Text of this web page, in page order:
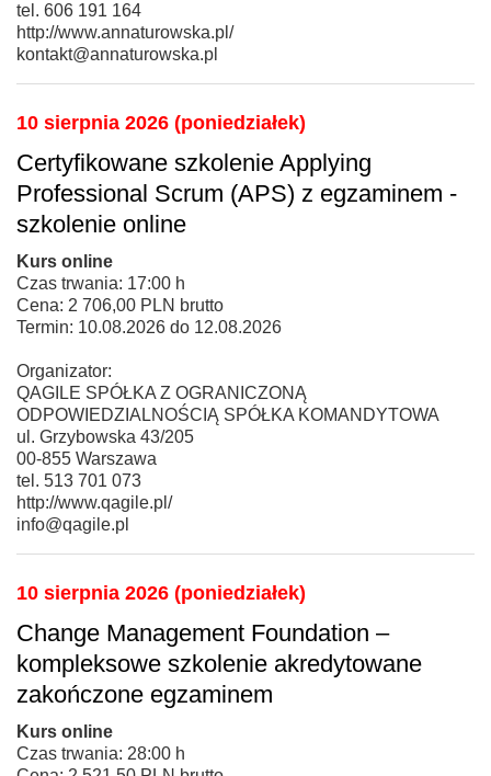
tel. 606 191 164
http://www.annaturowska.pl/
kontakt@annaturowska.pl
10 sierpnia 2026 (poniedziałek)
Certyfikowane szkolenie Applying
Professional Scrum (APS) z egzaminem -
szkolenie online
Kurs online
Czas trwania: 17:00 h
Cena: 2 706,00 PLN brutto
Termin: 10.08.2026 do 12.08.2026
Organizator:
QAGILE SPÓŁKA Z OGRANICZONĄ
ODPOWIEDZIALNOŚCIĄ SPÓŁKA KOMANDYTOWA
ul. Grzybowska 43/205
00-855 Warszawa
tel. 513 701 073
http://www.qagile.pl/
info@qagile.pl
10 sierpnia 2026 (poniedziałek)
Change Management Foundation –
kompleksowe szkolenie akredytowane
zakończone egzaminem
Kurs online
Czas trwania: 28:00 h